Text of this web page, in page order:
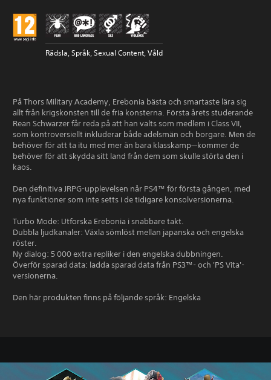
Rädsla, Språk, Sexual Content, Våld
På Thors Military Academy, Erebonia bästa och smartaste lära sig
allt från krigskonsten till de fria konsterna. Första årets studerande
Rean Schwarzer får reda på att han valts som medlem i Class VII,
som kontroversiellt inkluderar både adelsmän och borgare. Men de
behöver för att ta itu med mer än bara klasskamp—kommer de
behöver för att skydda sitt land från dem som skulle störta den i
kaos.
Den definitiva JRPG-upplevelsen når PS4™ för första gången, med
nya funktioner som inte setts i de tidigare konsolversionerna.
Turbo Mode: Utforska Erebonia i snabbare takt.
Dubbla ljudkanaler: Växla sömlöst mellan japanska och engelska
röster.
Ny dialog: 5 000 extra repliker i den engelska dubbningen.
Överför sparad data: ladda sparad data från PS3™- och 'PS Vita'-
versionerna.
Den här produkten finns på följande språk: Engelska